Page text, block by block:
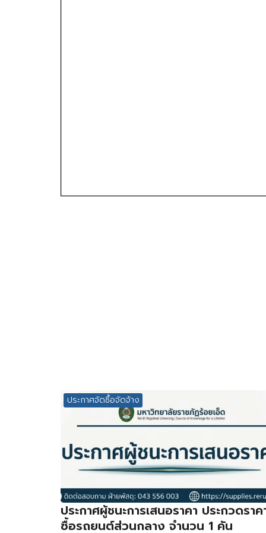
ประกาศจัดซื้อจัดจ้าง
ประกาศผู้ชนะการเสนอราคา ประกวดราค
ซื้อรถยนต์ส่วนกลาง จำนวน 1 คัน